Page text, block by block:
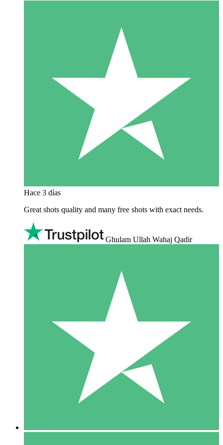
Hace 3 días
Great shots quality and many free shots with exact needs.
Ghulam Ullah Wahaj Qadir